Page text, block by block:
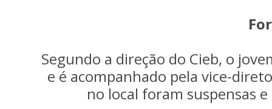
Segundo a direção do Cieb, o
e é acompanhado pela vice-
no local foram suspensas